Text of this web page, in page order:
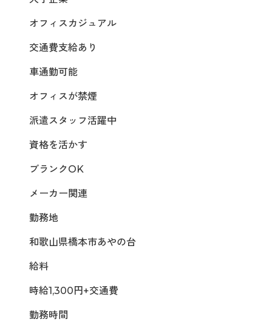
オフィスカジュアル
交通費支給あり
車通勤可能
オフィスが禁煙
派遣スタッフ活躍中
資格を活かす
ブランクOK
メーカー関連
勤務地
和歌山県橋本市あやの台
給料
時給1,300円+交通費
勤務時間